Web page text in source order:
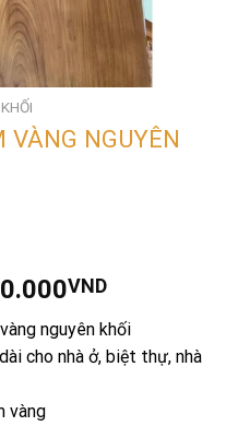
NGUYÊN
VNDGiá
hiện
tại
là:
nguyên khối
cho nhà ở, biệt thự, nhà
vàng